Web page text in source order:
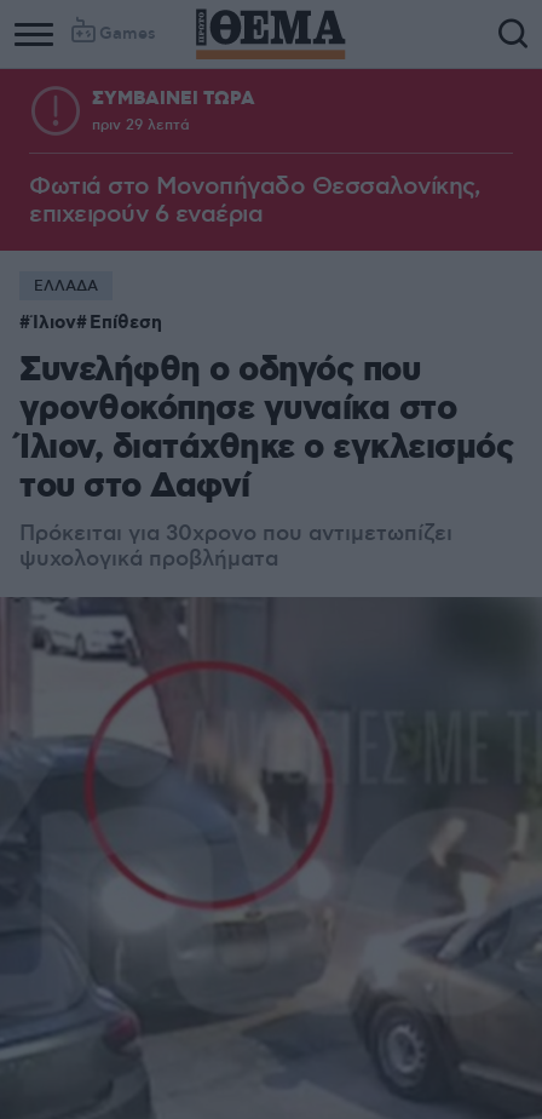
Games
Column
1
Column
2
ΣΥΜΒΑΙΝΕΙ ΤΩΡΑ
πριν 29 λεπτά
Φωτιά στο Μονοπήγαδο Θεσσαλονίκης,
επιχειρούν 6 εναέρια
ΕΛΛΑΔΑ
Ίλιον Επίθεση
Συνελήφθη ο οδηγός που
γρονθοκόπησε γυναίκα στο
Ίλιον, διατάχθηκε ο εγκλεισμός
του στο Δαφνί
Πρόκειται για 30χρονο που αντιμετωπίζει
ψυχολογικά προβλήματα